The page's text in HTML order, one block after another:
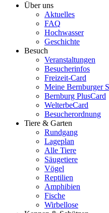
Über uns
Aktuelles
FAQ
Hochwasser
Geschichte
Besuch
Veranstaltungen
Besucherinfos
Freizeit-Card
Meine Bernburger
Bernburg PlusCard
WelterbeCard
Besucherordnung
Tiere & Garten
Rundgang
Lageplan
Alle Tiere
Säugetiere
Vögel
Reptilien
Amphibien
Fische
Wirbellose